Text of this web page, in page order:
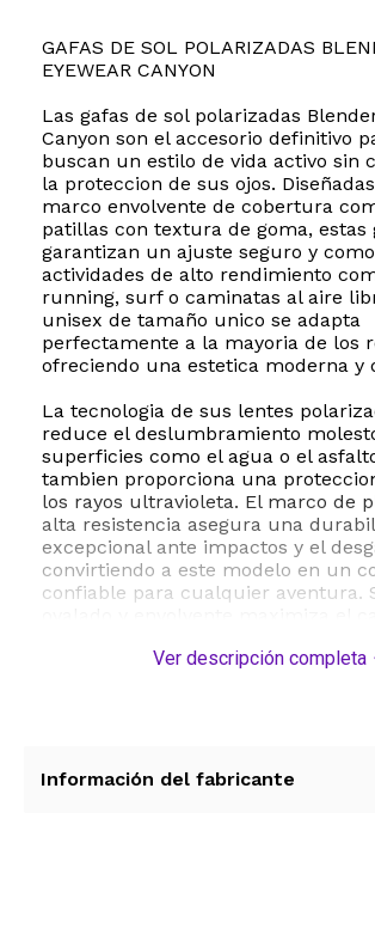
GAFAS DE SOL POLARIZADAS
EYEWEAR CANYON
Las gafas de sol polarizadas
Canyon son el accesorio definitivo
buscan un estilo de vida activo sin
la proteccion de sus ojos.
marco envolvente de cobertura
patillas con textura de goma, estas
garantizan un ajuste seguro y
actividades de alto rendimiento
running, surf o caminatas al aire
unisex de tamaño unico se adapta
perfectamente a la mayoria de los
ofreciendo una estetica moderna y
La tecnologia de sus lentes
reduce el deslumbramiento
superficies como el agua o el
tambien proporciona una
los rayos ultravioleta. El marco de
alta resistencia asegura una
excepcional ante impactos y el
convirtiendo a este modelo en un
confiable para cualquier aventura.
uso. Con un ancho de lente de 145
Ver descripción completa
Información del fabricante